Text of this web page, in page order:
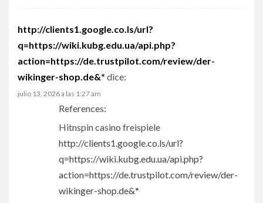
http://clients1.google.co.ls/url?
q=https://wiki.kubg.edu.ua/api.php?
action=https://de.trustpilot.com/review/der-
wikinger-shop.de&* dice:
julio 13, 2026 a las 1:27 am
References:
Hitnspin casino freispiele
http://clients1.google.co.ls/url?
q=https://wiki.kubg.edu.ua/api.php?
action=https://de.trustpilot.com/review/der-
wikinger-shop.de&*